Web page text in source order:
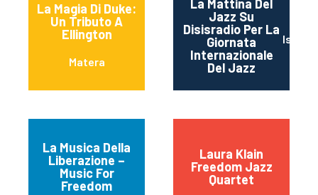
La Magia Di Duke:
Un Tributo A
Ellington
Matera
La Mattina Del
Jazz Su
Disisradio Per La
Giornata
Internazionale
Del Jazz
Isernia
La Musica Della
Liberazione –
Music For
Freedom
Laura Klain
Freedom Jazz
Quartet